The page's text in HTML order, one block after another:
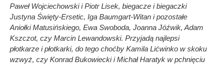
Paweł Wojciechowski i Piotr Lisek, biegacze i biegaczki
Justyna Święty-Ersetic, Iga Baumgart-Witan i pozostałe
Aniołki Matusińskiego, Ewa Swoboda, Joanna Jóźwik, Adam
Kszczot, czy Marcin Lewandowski. Przyjadą najlepsi
płotkarze i płotkarki, do tego choćby Kamila Lićwinko w skoku
wzwyż, czy Konrad Bukowiecki i Michał Haratyk w pchnięciu